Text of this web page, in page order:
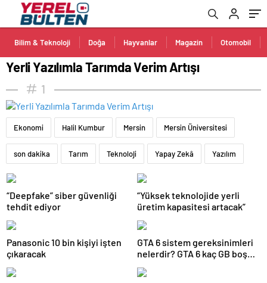
Bilim & Teknoloji Doğa Hayvanlar Magazin Otomobil
Yerli Yazılımla Tarımda Verim Artışı
1
Ekonomi Halil Kumbur Mersin Mersin Üniversitesi
son dakika Tarım Teknoloji Yapay Zekâ Yazılım
“Deepfake” siber güvenliği
tehdit ediyor
“Yüksek teknolojide yerli
üretim kapasitesi artacak”
Panasonic 10 bin kişiyi işten
çıkaracak
GTA 6 sistem gereksinimleri
nelerdir? GTA 6 kaç GB boş
alan istiyor?